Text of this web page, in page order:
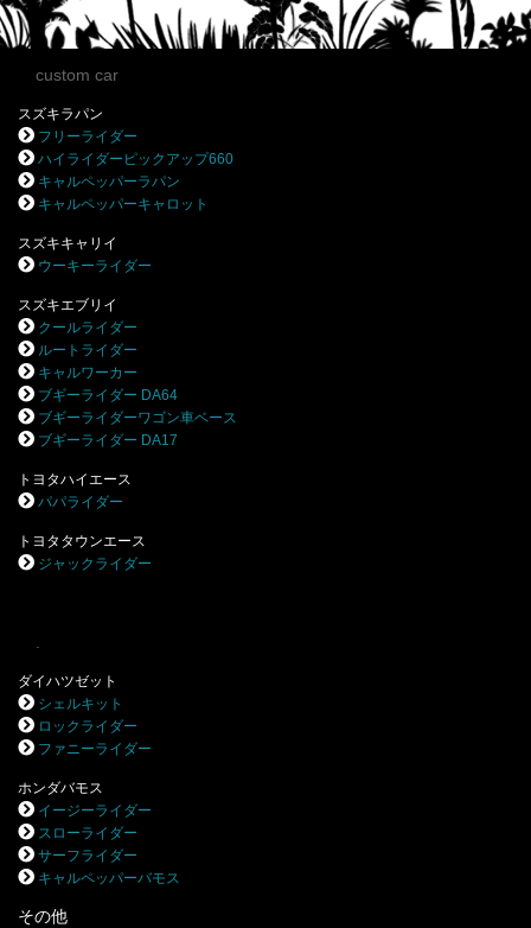
custom car
スズキラパン
フリーライダー
ハイライダーピックアップ660
キャルペッパーラパン
キャルペッパーキャロット
スズキキャリイ
ウーキーライダー
スズキエブリイ
クールライダー
ルートライダー
キャルワーカー
ブギーライダー DA64
ブギーライダーワゴン車ベース
ブギーライダー DA17
トヨタハイエース
パパライダー
トヨタタウンエース
ジャックライダー
ダイハツゼット
シェルキット
ロックライダー
ファニーライダー
ホンダバモス
イージーライダー
スローライダー
サーフライダー
キャルペッパーバモス
その他